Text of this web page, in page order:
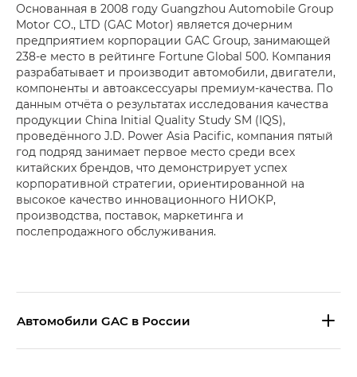
Основанная в 2008 году Guangzhou Automobile Group
Motor CO., LTD (GAC Motor) является дочерним
предприятием корпорации GAC Group, занимающей
238-е место в рейтинге Fortune Global 500. Компания
разрабатывает и производит автомобили, двигатели,
компоненты и автоаксессуары премиум-качества. По
данным отчёта о результатах исследования качества
продукции China Initial Quality Study SM (IQS),
проведённого J.D. Power Asia Pacific, компания пятый
год подряд занимает первое место среди всех
китайских брендов, что демонстрирует успех
корпоративной стратегии, ориентированной на
высокое качество инновационного НИОКР,
производства, поставок, маркетинга и
послепродажного обслуживания.
Aвтомобили GAC в России